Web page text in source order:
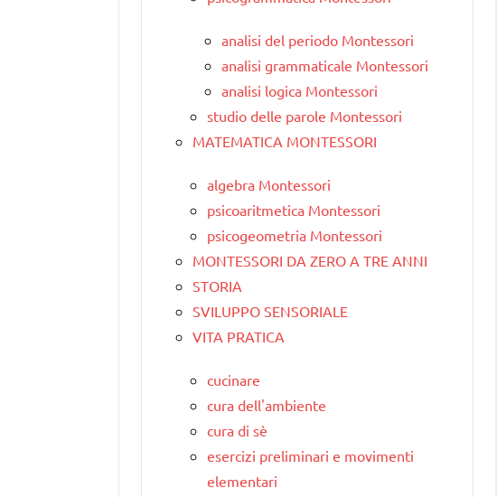
analisi del periodo Montessori
analisi grammaticale Montessori
analisi logica Montessori
studio delle parole Montessori
MATEMATICA MONTESSORI
algebra Montessori
psicoaritmetica Montessori
psicogeometria Montessori
MONTESSORI DA ZERO A TRE ANNI
STORIA
SVILUPPO SENSORIALE
VITA PRATICA
cucinare
cura dell'ambiente
cura di sè
esercizi preliminari e movimenti
elementari